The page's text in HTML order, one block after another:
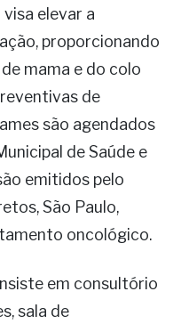
visa elevar a
proporcionando
mama e do colo
de
são agendados
de Saúde e
emitidos pelo
São Paulo,
oncológico.
em consultório
sala de